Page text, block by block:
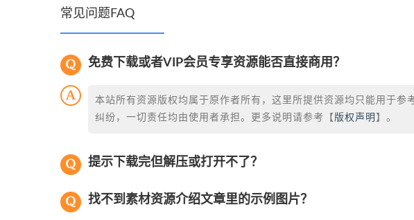
常见问题FAQ
免费下载或者VIP会员专享资源能否直接商用？
本站所有资源版权均属于原作者所有，这里所提供资源均只能用于参
纠纷，一切责任均由使用者承担。更多说明请参考【 版权声明 】。
提示下载完但解压或打开不了？
找不到素材资源介绍文章里的示例图片？